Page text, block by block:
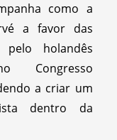
como a
a favor das
holandês
Congresso
a criar um
dentro da